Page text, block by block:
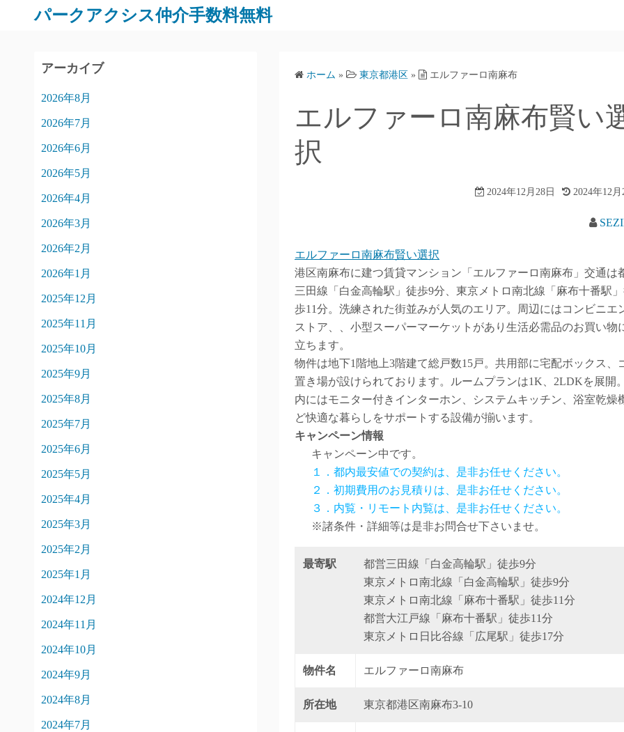
パークアクシス仲介手数料無料
ホーム » 東京都港区 » エルファーロ南麻布
エルファーロ南麻布賢い
択
2024年12月28日 2024年12月
エルファーロ南麻布賢い選択
港区南麻布に建つ賃貸マンション「エルファーロ南麻布」交通は
三田線「白金高輪駅」徒歩9分、東京メトロ南北線「麻布十番駅
歩11分。洗練された街並みが人気のエリア。周辺にはコンビニエ
ストア、、小型スーパーマーケットがあり生活必需品のお買い物
立ちます。
物件は地下1階地上3階建て総戸数15戸。共用部に宅配ボックス、
置き場が設けられております。ルームプランは1K、2LDKを展開
内にはモニター付きインターホン、システムキッチン、浴室乾燥
ど快適な暮らしをサポートする設備が揃います。
キャンペーン情報
キャンペーン中です。
１．都内最安値での契約は、是非お任せください。
２．初期費用のお見積りは、是非お任せください。
３．内覧・リモート内覧は、是非お任せください。
※諸条件・詳細等は是非お問合せ下さいませ。
最寄駅
都営三田線「白金高輪駅」徒歩9分
東京メトロ南北線「白金高輪駅」徒歩9分
東京メトロ南北線「麻布十番駅」徒歩11分
都営大江戸線「麻布十番駅」徒歩11分
東京メトロ日比谷線「広尾駅」徒歩17分
物件名 エルファーロ南麻布
所在地 東京都港区南麻布3-10
アーカイブ
2026年8月
2026年7月
2026年6月
2026年5月
2026年4月
2026年3月
2026年2月
2026年1月
2025年12月
2025年11月
2025年10月
2025年9月
2025年8月
2025年7月
2025年6月
2025年5月
2025年4月
2025年3月
2025年2月
2025年1月
2024年12月
2024年11月
2024年10月
2024年9月
2024年8月
2024年7月